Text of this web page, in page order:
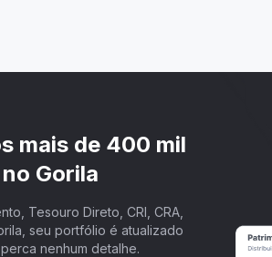
mais de 400 mil
Gorila
Tesouro Direto, CRI, CRA,
seu portfólio é atualizado
nenhum detalhe.